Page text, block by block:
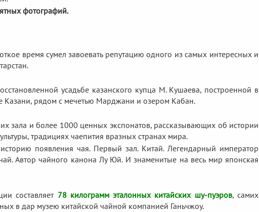
фотографий.
время сумел завоевать репутацию одного из самых интересных и
усадьбе казанского купца М. Кушаева, построенной в
Казани, рядом с мечетью Марджани и озером Кабан.
зала и более 1000 ценных экспонатов, рассказывающих об истории
традициях чаепития вразных странах мира.
появления чая. Первый зал. Китай. Легендарный император
Автор чайного канона Лу Юй. И знаменитые на весь мир японская
составляет 78 килограмм эталонных китайских шу-пуэров, самих
в дар музею китайской чайной компанией Ганьчжоу.